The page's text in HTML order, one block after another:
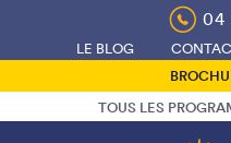
content
04
LE BLOG
TOUS LES